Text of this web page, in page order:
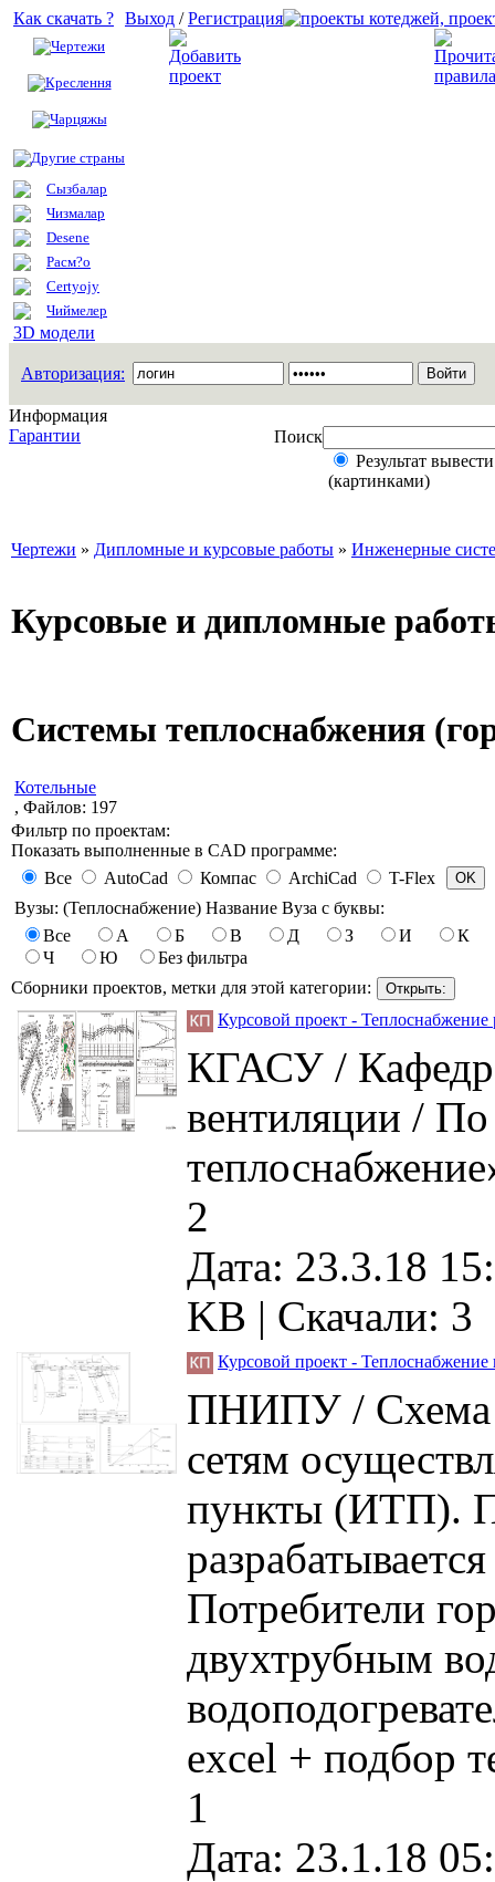
Как скачать ?
Чертежи
Креслення
Чарцяжы
Другие страны
Сызбалар
Чизмалар
Desene
Расм?о
Certyojy
Чиймелер
3D модели
Выход /Регистрация
Авторизация:
Информация
Гарантии
Поиск
Результат
(картинками)
Чертежи » Дипломные и курсовые работы » Инженерные
Курсовые и дипломные
Системы теплоснабжения
Котельные
, Файлов: 197
Фильтр по проектам:
Показать выполненные в CAD программе:
Все
AutoCad Компас ArchiCad
T-Flex
Вузы: (Теплоснабжение) Название Вуза с буквы:
Все
А Б В Д З И
К
Ч
Ю
Без фильтра
Сборники проектов, метки для этой категории:
Курсовой проект -
КГАСУ /
вентиляции /
2
Дата: 23.3.18
KB | Скачали: 3
Курсовой проект - Теплоснабжение
ПНИПУ / Схема
сетям
пункты (ИТП).
Потребители
двухтрубным
excel + подбор
1
Дата: 23.1.18